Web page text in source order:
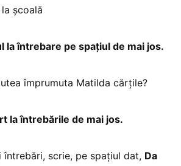
școală
la întrebare pe spațiul de mai jos.
împrumuta Matilda cărțile?
la întrebările de mai jos.
scrie, pe spațiul dat, Da